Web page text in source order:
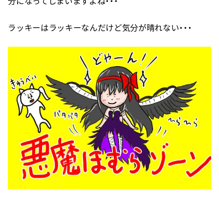
ラッキーはラッキーなんだけど気分が晴れない・・・